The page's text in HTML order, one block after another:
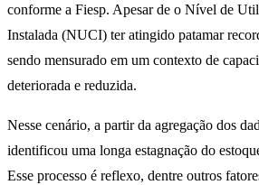
conforme a Fiesp. Apesar de o Nível de
Instalada (NUCI) ter atingido patamar
sendo mensurado em um contexto de
deteriorada e reduzida.
Nesse cenário, a partir da agregação dos
identificou uma longa estagnação do
Esse processo é reflexo, dentre outros